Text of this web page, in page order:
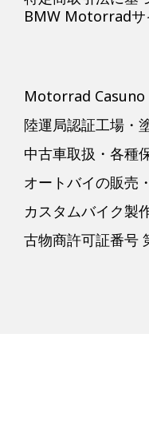
BMW Motorradサ
Motorrad
陸運局認証工場・
中古車取扱・各種
オートバイの販売
カスタムバイク製
古物商許可証番号